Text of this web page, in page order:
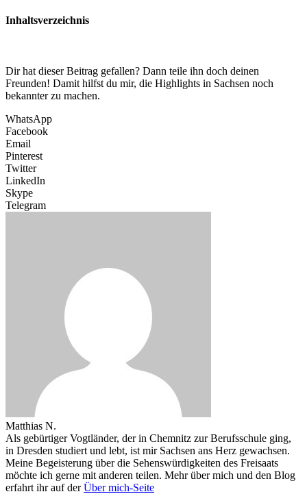
Inhaltsverzeichnis
Dir hat dieser Beitrag gefallen? Dann teile ihn doch deinen
Freunden! Damit hilfst du mir, die Highlights in Sachsen noch
bekannter zu machen.
WhatsApp
Facebook
Email
Pinterest
Twitter
LinkedIn
Skype
Telegram
Matthias N.
Als gebürtiger Vogtländer, der in Chemnitz zur Berufsschule ging,
in Dresden studiert und lebt, ist mir Sachsen ans Herz gewachsen.
Meine Begeisterung über die Sehenswürdigkeiten des Freisaats
möchte ich gerne mit anderen teilen. Mehr über mich und den Blog
erfahrt ihr auf derÜber mich-Seite